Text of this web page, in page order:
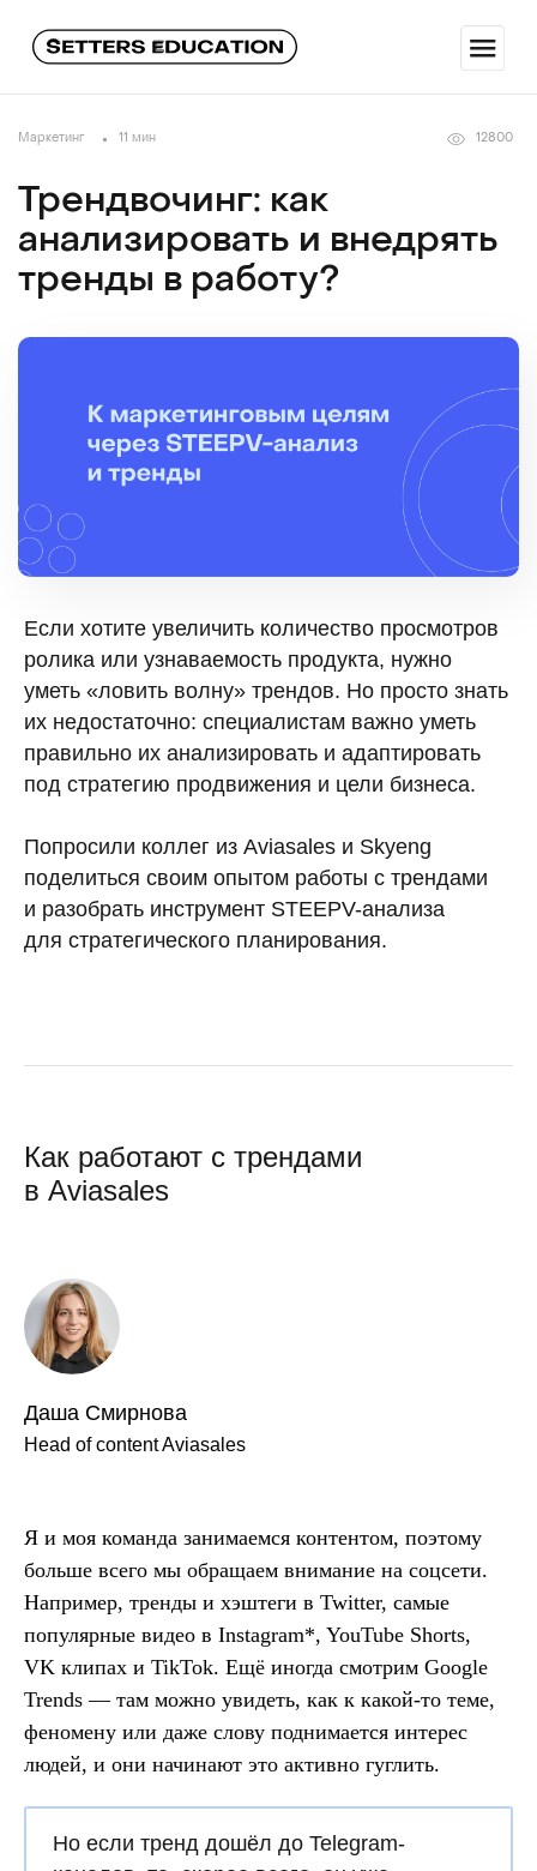
Маркетинг 11 мин 12800
Трендвочинг: как
анализировать и внедрять
тренды в работу?
Если хотите увеличить количество просмотров
ролика или узнаваемость продукта, нужно
уметь «ловить волну» трендов. Но просто знать
их недостаточно: специалистам важно уметь
правильно их анализировать и адаптировать
под стратегию продвижения и цели бизнеса.
Попросили коллег из Aviasales и Skyeng
поделиться своим опытом работы с трендами
и разобрать инструмент STEEPV-анализа
для стратегического планирования.
Как работают с трендами
в Aviasales
Даша Смирнова
Head of content Aviasales
Я и моя команда занимаемся контентом, поэтому
больше всего мы обращаем внимание на соцсети.
Например, тренды и хэштеги в Twitter, самые
популярные видео в Instagram*, YouTube Shorts,
VK клипах и TikTok. Ещё иногда смотрим Google
Trends — там можно увидеть, как к какой-то теме,
феномену или даже слову поднимается интерес
людей, и они начинают это активно гуглить.
Но если тренд дошёл до Telegram-